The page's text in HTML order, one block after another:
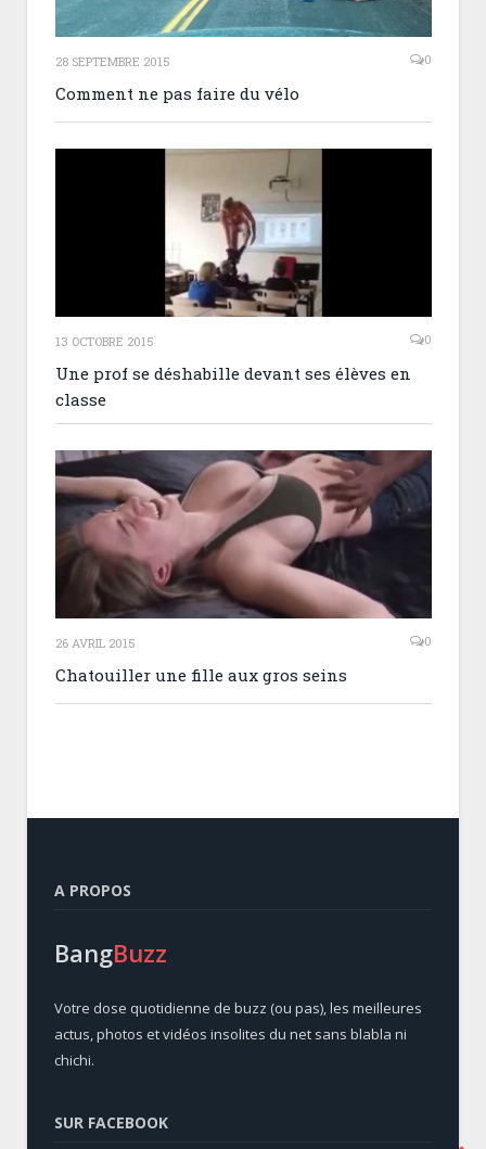
28 SEPTEMBRE 2015 0
Comment ne pas faire du vélo
13 OCTOBRE 2015 0
Une prof se déshabille devant ses élèves en
classe
26 AVRIL 2015 0
Chatouiller une fille aux gros seins
A PROPOS
BangBuzz
Votre dose quotidienne de buzz (ou pas), les meilleures
actus, photos et vidéos insolites du net sans blabla ni
chichi.
SUR FACEBOOK